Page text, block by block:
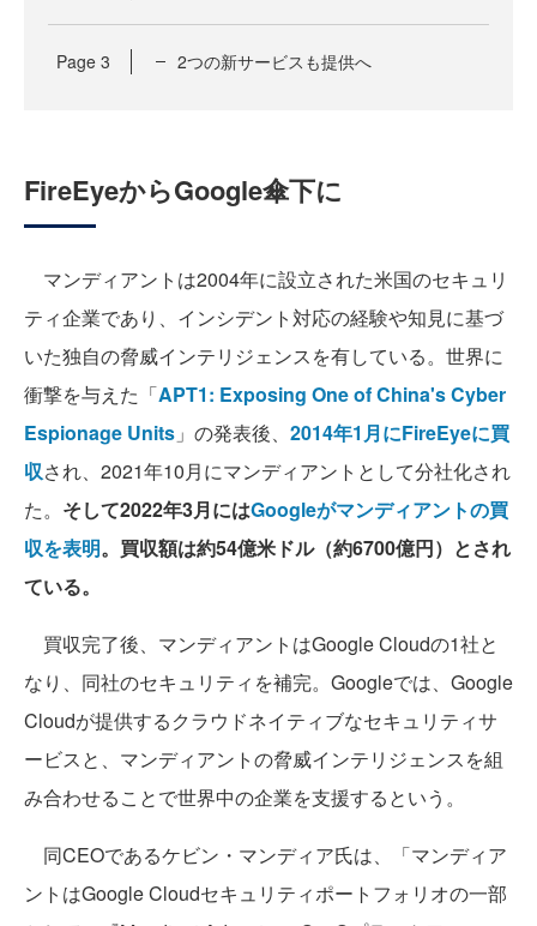
Page 3 2つの新サービスも提供へ
FireEyeからGoogle傘下に
マンディアントは2004年に設立された米国のセキュリ
ティ企業であり、インシデント対応の経験や知見に基づ
いた独自の脅威インテリジェンスを有している。世界に
衝撃を与えた「APT1: Exposing One of China's Cyber
Espionage Units 」の発表後、 2014年1月にFireEyeに買
収され、2021年10月にマンディアントとして分社化され
た。 そして2022年3月にはGoogleがマンディアントの買
収を表明。買収額は約54億米ドル（約6700億円）とされ
ている。
買収完了後、マンディアントはGoogle Cloudの1社と
なり、同社のセキュリティを補完。Googleでは、Google
Cloudが提供するクラウドネイティブなセキュリティサ
ービスと、マンディアントの脅威インテリジェンスを組
み合わせることで世界中の企業を支援するという。
同CEOであるケビン・マンディア氏は、「マンディア
ントはGoogle Cloudセキュリティポートフォリオの一部